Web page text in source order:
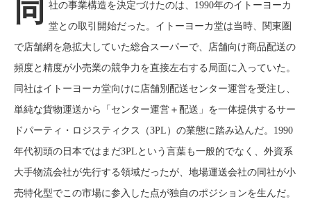
社の事業構造を決定づけたのは、1990年のイトーヨーカ
堂との取引開始だった。イトーヨーカ堂は当時、関東圏
で店舗網を急拡大していた総合スーパーで、店舗向け商品配送の
頻度と精度が小売業の競争力を直接左右する局面に入っていた。
同社はイトーヨーカ堂向けに店舗別配送センター運営を受注し、
単純な貨物運送から「センター運営＋配送」を一体提供するサー
ドパーティ・ロジスティクス（3PL）の業態に踏み込んだ。1990
年代初頭の日本ではまだ3PLという言葉も一般的でなく、外資系
大手物流会社が先行する領域だったが、地場運送会社の同社が小
売特化型でこの市場に参入した点が独自のポジションを生んだ。